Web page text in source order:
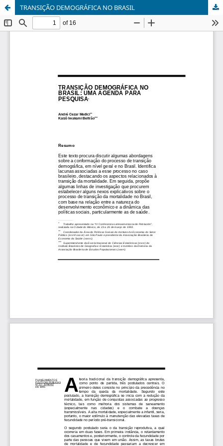
TRANSIÇÃO DEMOGRÁFICA NO BRASIL